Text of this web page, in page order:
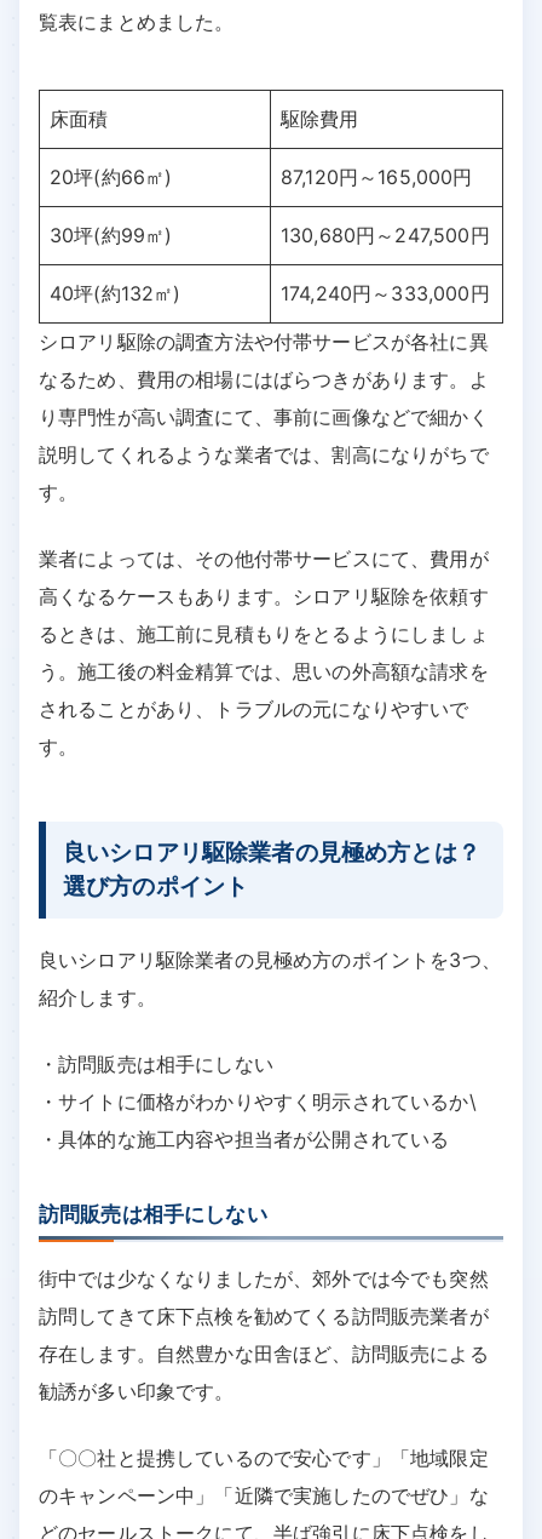
覧表にまとめました。
床面積 駆除費用
20坪(約66㎡) 87,120円～165,000円
30坪(約99㎡) 130,680円～247,500円
40坪(約132㎡)
174,240円～333,000円
シロアリ駆除の調査方法や付帯サービスが各社に異
なるため、費用の相場にはばらつきがあります。よ
り専門性が高い調査にて、事前に画像などで細かく
説明してくれるような業者では、割高になりがちで
す。
業者によっては、その他付帯サービスにて、費用が
高くなるケースもあります。シロアリ駆除を依頼す
るときは、施工前に見積もりをとるようにしましょ
う。施工後の料金精算では、思いの外高額な請求を
されることがあり、トラブルの元になりやすいで
す。
良いシロアリ駆除業者の見極め方とは？
選び方のポイント
良いシロアリ駆除業者の見極め方のポイントを3つ、
紹介します。
・訪問販売は相手にしない
・サイトに価格がわかりやすく明示されているか\
・具体的な施工内容や担当者が公開されている
訪問販売は相手にしない
街中では少なくなりましたが、郊外では今でも突然
訪問してきて床下点検を勧めてくる訪問販売業者が
存在します。自然豊かな田舎ほど、訪問販売による
勧誘が多い印象です。
「〇〇社と提携しているので安心です」「地域限定
のキャンペーン中」「近隣で実施したのでぜひ」な
どのセールストークにて、半ば強引に床下点検をし